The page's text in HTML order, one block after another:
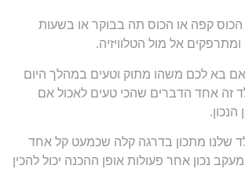
קפה או הכוס תה בבוקר או בשעות
אל מול הטלוויזיה.
בא לכם משהו מתוק וטעים במהלך היום
זה אחד הדברים שהכי טעים לאכול אם
.
שלנו מתכון בדרגה קלה שכמעט קל אחד
נכון אחר פעולות אופן ההכנה יכול להכין